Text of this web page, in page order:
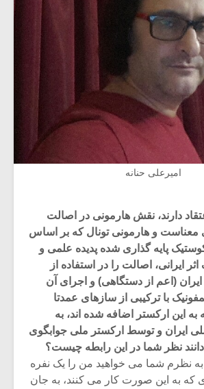
امیرعلی حنانه
دارند، نقش هارمونی در اصالت
معناست و هارمونی تونال که بر اساس
پایه گذاری شده پدیده علمی و
ایرانی، اصالت را در استفاده از
(اعم از دستگاهی) و اجرای آن
با ترکیبی از سازهای عمدتا
به این ارکستر اضافه شده اند، به
ایران و توسط ارکستر ملی جوابگوی
نظر شما در این رابطه چیست؟
نظرم شما می خواهید من را یک نفره
که به این صورت کار می کنند، به جان